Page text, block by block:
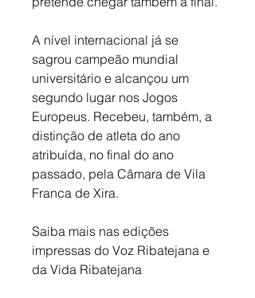
A nível internacional já se
sagrou campeão mundial
universitário e alcançou um
segundo lugar nos Jogos
Europeus. Recebeu, também, a
distinção de atleta do ano
atribuída, no final do ano
passado, pela Câmara de Vila
Franca de Xira.
Saiba mais nas edições
impressas do Voz Ribatejana e
da Vida Ribatejana